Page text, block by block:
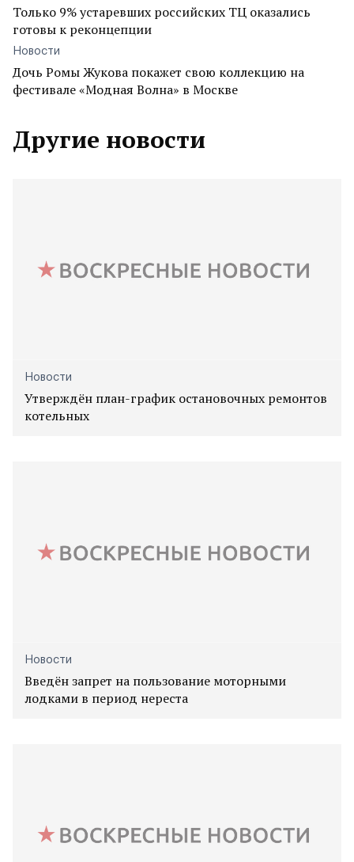
Только 9% устаревших российских ТЦ оказались
готовы к реконцепции
Новости
Дочь Ромы Жукова покажет свою коллекцию на
фестивале «Модная Волна» в Москве
Другие новости
Новости
Утверждён план-график остановочных ремонтов
котельных
Новости
Введён запрет на пользование моторными
лодками в период нереста